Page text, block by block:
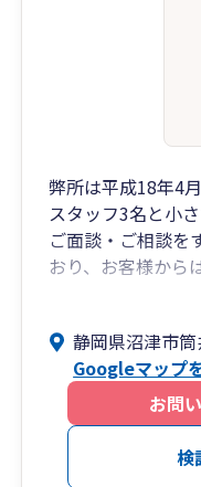
弊所は平成18年4
スタッフ3名と小
ご面談・ご相談を
おり、お客様から
長は放送局での勤
て、通常の財務・
ーケティングに関
た、学校法人、社
益法人会計にも
り、長くお付き合
コンサルティング
静岡県沼津市筒
Googleマップ
お問
検